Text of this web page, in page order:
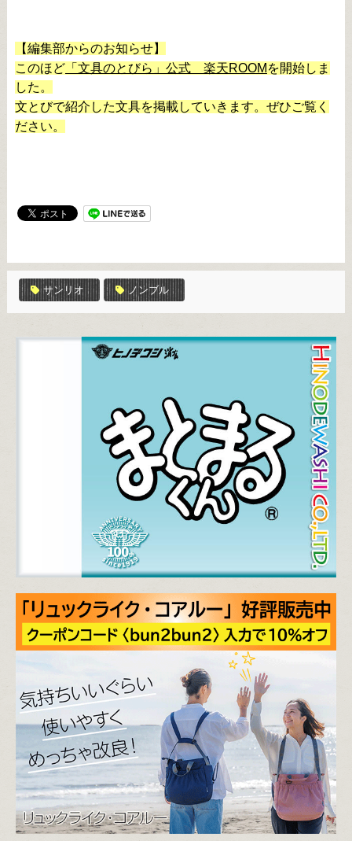
【編集部からのお知らせ】
このほど「文具のとびら」公式 楽天ROOM を開始しま
した。
文とびで紹介した文具を掲載していきます。ぜひご覧く
ださい。
サンリオ ノンブル